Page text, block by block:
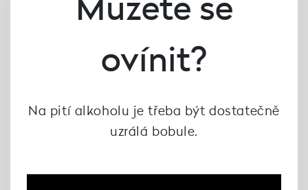
ovínit?
Na pití alkoholu je třeba být dostatečně
uzrálá bobule.